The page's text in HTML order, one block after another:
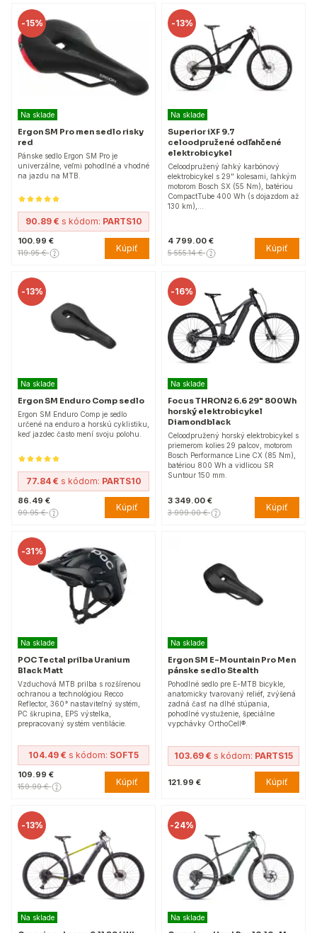
-15%
Na sklade
Ergon SM Pro men sedlo risky
red
Pánske sedlo Ergon SM Pro je
univerzálne, veľmi pohodlné a vhodné
na jazdu na MTB.
90.89 € s kódom: PARTS10
100.99 €
119.95 € Kúpiť
-13%
Na sklade
Superior iXF 9.7
celoodpružené odľahčené
elektrobicykel
Celoodpružený ľahký karbónový
elektrobicykel s 29" kolesami, ľahkým
motorom Bosch SX (55 Nm), batériou
CompactTube 400 Wh (s dojazdom až
130 km),…
4 799.00 €
5 555.14 € Kúpiť
-13%
Na sklade
Ergon SM Enduro Comp sedlo
Ergon SM Enduro Comp je sedlo
určené na enduro a horskú cyklistiku,
keď jazdec často mení svoju polohu.
77.84 € s kódom: PARTS10
86.49 €
99.95 € Kúpiť
-16%
Na sklade
Focus THRON2 6.6 29" 800Wh
horský elektrobicykel
Diamondblack
Celoodpružený horský elektrobicykel s
priemerom kolies 29 palcov, motorom
Bosch Performance Line CX (85 Nm),
batériou 800 Wh a vidlicou SR
Suntour 150 mm.
3 349.00 €
3 999.00 € Kúpiť
-31%
Na sklade
POC Tectal prilba Uranium
Black Matt
Vzduchová MTB prilba s rozšírenou
ochranou a technológiou Recco
Reflector, 360° nastaviteľný systém,
PC škrupina, EPS výstelka,
prepracovaný systém ventilácie.
104.49 € s kódom: SOFT5
109.99 €
159.99 € Kúpiť
Na sklade
Ergon SM E-Mountain Pro Men
pánske sedlo Stealth
Pohodlné sedlo pre E-MTB bicykle,
anatomicky tvarovaný reliéf, zvýšená
zadná časť na dlhé stúpania,
pohodlné vystuženie, špeciálne
vypchávky OrthoCell®.
103.69 € s kódom: PARTS15
121.99 € Kúpiť
-13%
Na sklade
-24%
Na sklade